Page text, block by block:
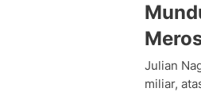
Julian
miliar,